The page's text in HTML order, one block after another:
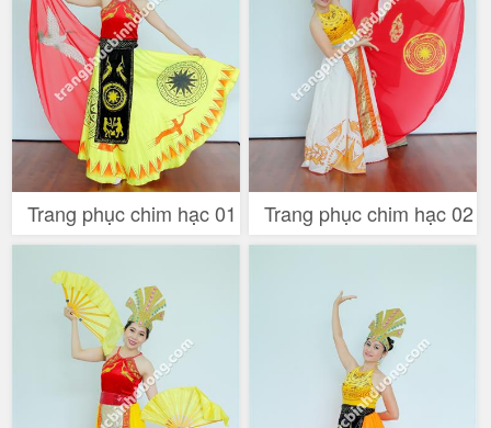
Trang phục chim hạc 01 Trang phục chim hạc 02